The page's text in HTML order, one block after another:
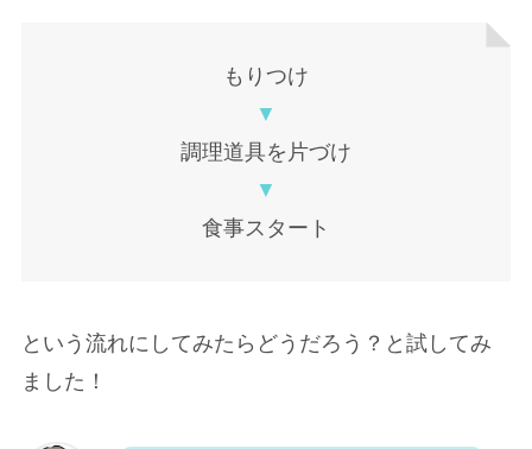
もりつけ
▼
調理道具を片づけ
▼
食事スタート
という流れにしてみたらどうだろう？と試してみ
ました！